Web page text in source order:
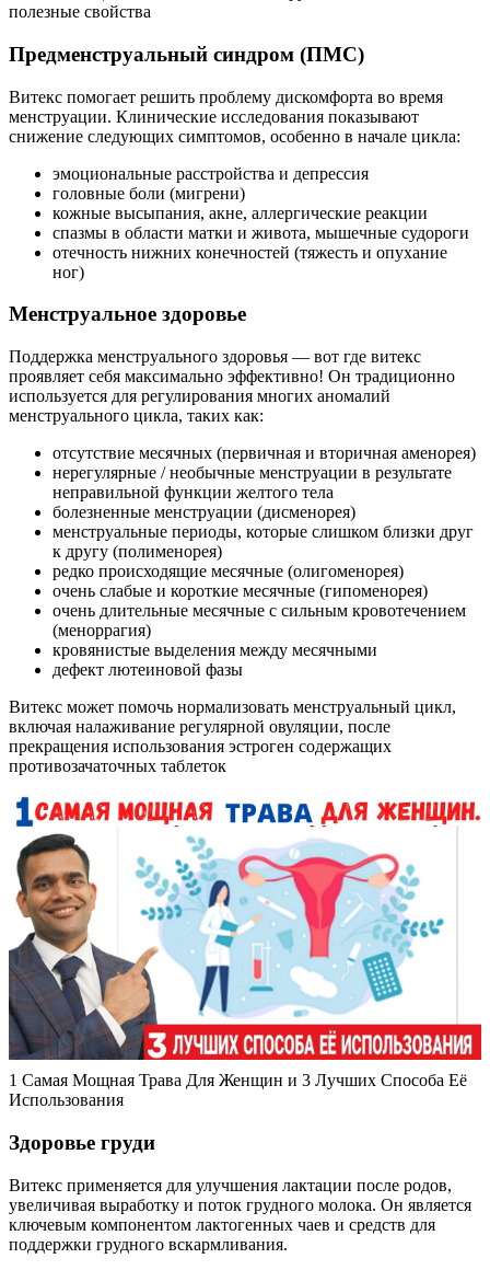
полезные свойства
Предменструальный синдром (ПМС)
Витекс помогает решить проблему дискомфорта во время
менструации. Клинические исследования показывают
снижение следующих симптомов, особенно в начале цикла:
эмоциональные расстройства и депрессия
головные боли (мигрени)
кожные высыпания, акне, аллергические реакции
спазмы в области матки и живота, мышечные судороги
отечность нижних конечностей (тяжесть и опухание
ног)
Менструальное здоровье
Поддержка менструального здоровья — вот где витекс
проявляет себя максимально эффективно! Он традиционно
используется для регулирования многих аномалий
менструального цикла, таких как:
отсутствие месячных (первичная и вторичная аменорея)
нерегулярные / необычные менструации в результате
неправильной функции желтого тела
болезненные менструации (дисменорея)
менструальные периоды, которые слишком близки друг
к другу (полименорея)
редко происходящие месячные (олигоменорея)
очень слабые и короткие месячные (гипоменорея)
очень длительные месячные с сильным кровотечением
(меноррагия)
кровянистые выделения между месячными
дефект лютеиновой фазы
Витекс может помочь нормализовать менструальный цикл,
включая налаживание регулярной овуляции, после
прекращения использования эстроген содержащих
противозачаточных таблеток
1 Самая Мощная Трава Для Женщин и 3 Лучших Способа Её
Использования
Здоровье груди
Витекс применяется для улучшения лактации после родов,
увеличивая выработку и поток грудного молока. Он является
ключевым компонентом лактогенных чаев и средств для
поддержки грудного вскармливания.